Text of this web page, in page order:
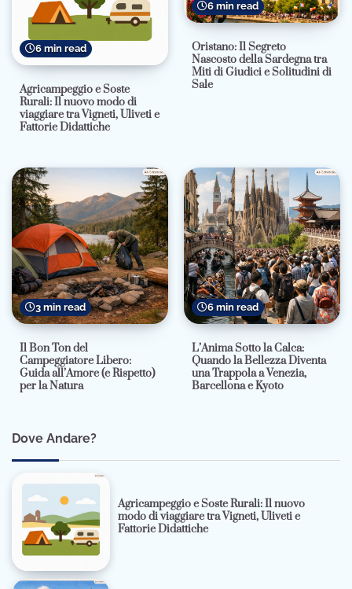
6 min read
Agricampeggio e Soste
Rurali: Il nuovo modo di
viaggiare tra Vigneti, Uliveti e
Fattorie Didattiche
6 min read
Oristano: Il Segreto
Nascosto della Sardegna tra
Miti di Giudici e Solitudini di
Sale
3 min read
Il Bon Ton del
Campeggiatore Libero:
Guida all’Amore (e Rispetto)
per la Natura
6 min read
L’Anima Sotto la Calca:
Quando la Bellezza Diventa
una Trappola a Venezia,
Barcellona e Kyoto
Dove Andare?
Agricampeggio e Soste Rurali: Il nuovo
modo di viaggiare tra Vigneti, Uliveti e
Fattorie Didattiche